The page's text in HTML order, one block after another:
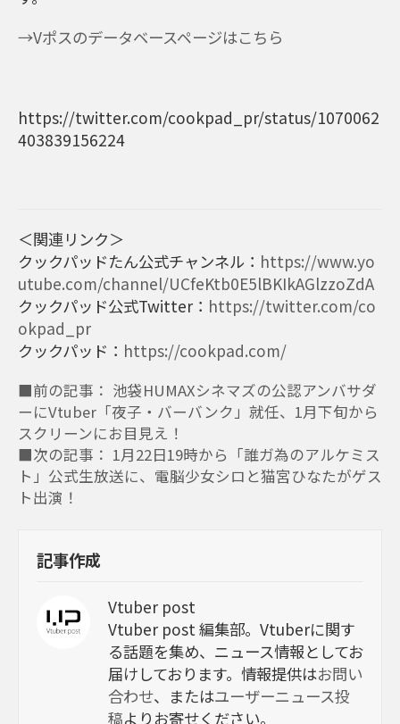
→Vポスのデータベースページはこちら
https://twitter.com/cookpad_pr/status/1070062
403839156224
＜関連リンク＞
クックパッドたん公式チャンネル： https://www.yo
utube.com/channel/UCfeKtb0E5lBKIkAGlzzoZdA
クックパッド公式Twitter： https://twitter.com/co
okpad_pr
クックパッド： https://cookpad.com/
■前の記事： 池袋HUMAXシネマズの公認アンバサダ
ーにVtuber「夜子・バーバンク」就任、1月下旬から
スクリーンにお目見え！
■次の記事： 1月22日19時から「誰ガ為のアルケミス
ト」公式生放送に、電脳少女シロと猫宮ひなたがゲス
ト出演！
記事作成
Vtuber post
Vtuber post 編集部。Vtuberに関す
る話題を集め、ニュース情報としてお
届けしております。情報提供はお問い
合わせ、またはユーザーニュース投
稿よりお寄せください。